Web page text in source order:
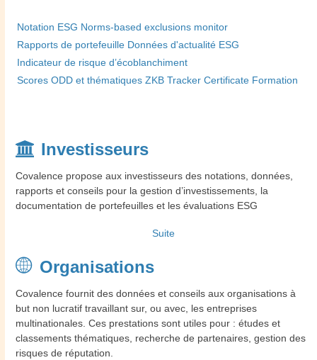
Notation ESG Norms-based exclusions monitor
Rapports de portefeuille Données d'actualité ESG
Indicateur de risque d’écoblanchiment
Scores ODD et thématiques ZKB Tracker Certificate Formation
Investisseurs
Covalence propose aux investisseurs des notations, données,
rapports et conseils pour la gestion d’investissements, la
documentation de portefeuilles et les évaluations ESG
Suite
Organisations
Covalence fournit des données et conseils aux organisations à
but non lucratif travaillant sur, ou avec, les entreprises
multinationales. Ces prestations sont utiles pour : études et
classements thématiques, recherche de partenaires, gestion des
risques de réputation.